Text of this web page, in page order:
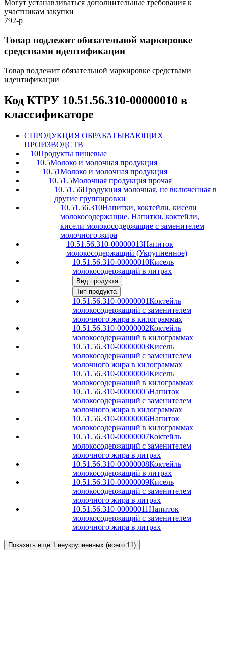
Могут устанавливаться дополнительные требования к
участникам закупки
792-р
Товар подлежит обязательной маркировке
средствами идентификации
Товар подлежит обязательной маркировке средствами
идентификации
Код КТРУ 10.51.56.310-00000010 в
классификаторе
CПРОДУКЦИЯ ОБРАБАТЫВАЮЩИХ
ПРОИЗВОДСТВ
10Продукты пищевые
10.5Молоко и молочная продукция
10.51Молоко и молочная продукция
10.51.5Молочная продукция прочая
10.51.56Продукция молочная, не включенная в
другие группировки
10.51.56.310Напитки, коктейли, кисели
молокосодержащие. Напитки, коктейли,
кисели молокосодержащие с заменителем
молочного жира
10.51.56.310-00000013Напиток
молокосодержащий (Укрупненное)
10.51.56.310-00000010Кисель
молокосодержащий в литрах
Вид продукта
Тип продукта
10.51.56.310-00000001Коктейль
молокосодержащий с заменителем
молочного жира в килограммах
10.51.56.310-00000002Коктейль
молокосодержащий в килограммах
10.51.56.310-00000003Кисель
молокосодержащий с заменителем
молочного жира в килограммах
10.51.56.310-00000004Кисель
молокосодержащий в килограммах
10.51.56.310-00000005Напиток
молокосодержащий с заменителем
молочного жира в килограммах
10.51.56.310-00000006Напиток
молокосодержащий в килограммах
10.51.56.310-00000007Коктейль
молокосодержащий с заменителем
молочного жира в литрах
10.51.56.310-00000008Коктейль
молокосодержащий в литрах
10.51.56.310-00000009Кисель
молокосодержащий с заменителем
молочного жира в литрах
10.51.56.310-00000011Напиток
молокосодержащий с заменителем
молочного жира в литрах
Показать ещё 1 неукрупненных (всего 11)